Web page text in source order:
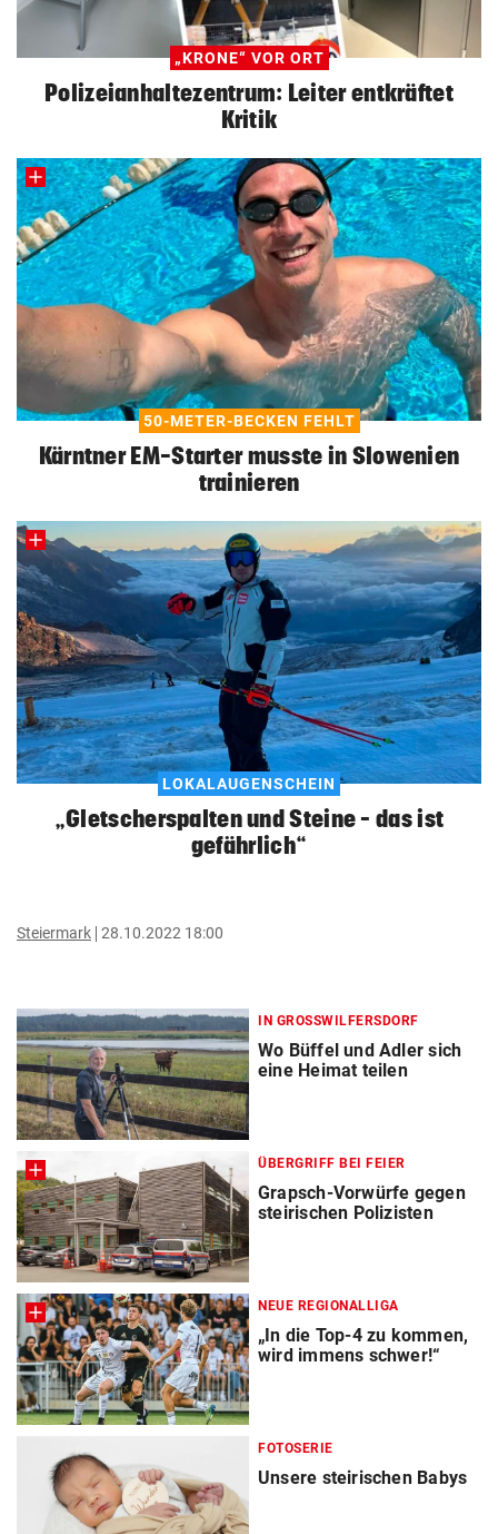
„KRONE“ VOR ORT
Polizeianhaltezentrum: Leiter entkräftet
Kritik
50-METER-BECKEN FEHLT
Kärntner EM-Starter musste in Slowenien
trainieren
LOKALAUGENSCHEIN
„Gletscherspalten und Steine – das ist
gefährlich“
Steiermark 28.10.2022 18:00
IN GROSSWILFERSDORF
Wo Büffel und Adler sich
eine Heimat teilen
ÜBERGRIFF BEI FEIER
Grapsch-Vorwürfe gegen
steirischen Polizisten
NEUE REGIONALLIGA
„In die Top-4 zu kommen,
wird immens schwer!“
FOTOSERIE
Unsere steirischen Babys